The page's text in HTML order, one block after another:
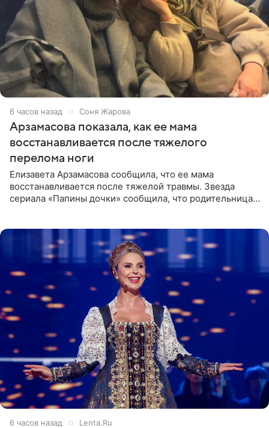
6 часов назад Соня Жарова
Арзамасова показала, как ее мама
восстанавливается после тяжелого
перелома ноги
Елизавета Арзамасова сообщила, что ее мама
восстанавливается после тяжелой травмы. Звезда
сериала «Папины дочки» сообщила, что родительница
6 часов назад Lenta.Ru